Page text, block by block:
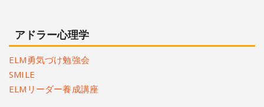
アドラー心理学
ELM勇気づけ勉強会
SMILE
ELMリーダー養成講座